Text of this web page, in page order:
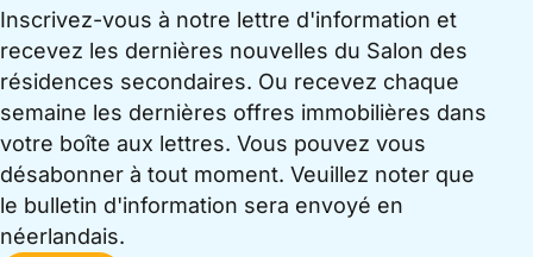
Inscrivez-vous à notre lettre d'information et
recevez les dernières nouvelles du Salon des
résidences secondaires. Ou recevez chaque
semaine les dernières offres immobilières dans
votre boîte aux lettres. Vous pouvez vous
désabonner à tout moment. Veuillez noter que
le bulletin d'information sera envoyé en
néerlandais.